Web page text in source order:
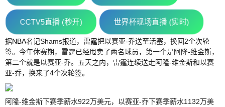
CCTV5直播 (秒开) 世界杯现场直播 (实时)
据NBA名记Shams报道， 雷霆把以赛亚-乔送至活塞，换回2个次轮
签。今年休赛期，雷霆已经甩卖了两名球员，第一个是阿隆-维金斯，
第二个就是以赛亚-乔。五天之内，雷霆连续送走阿隆-维金斯和以赛
亚-乔，换来了4个次轮签。
阿隆-维金斯下赛季薪水922万美元，以赛亚-乔下赛季薪水1132万美